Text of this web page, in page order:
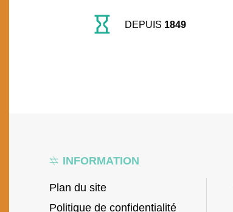
DEPUIS 1849
INFORMATION
Plan du site
Politique de confidentialité